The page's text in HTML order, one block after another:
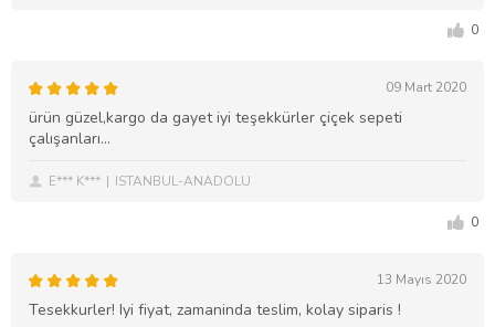
0
09 Mart 2020
ürün güzel,kargo da gayet iyi teşekkürler çiçek sepeti
çalışanları...
E*** K*** ISTANBUL-ANADOLU
0
13 Mayıs 2020
Tesekkurler! Iyi fiyat, zamaninda teslim, kolay siparis !